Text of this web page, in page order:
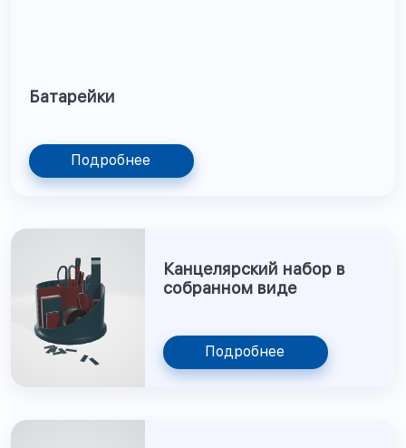
Батарейки
Подробнее
Канцелярский набор в
собранном виде
Подробнее